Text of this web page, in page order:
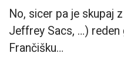
No, sicer pa je skupaj
Jeffrey Sacs, …)
Frančišku…